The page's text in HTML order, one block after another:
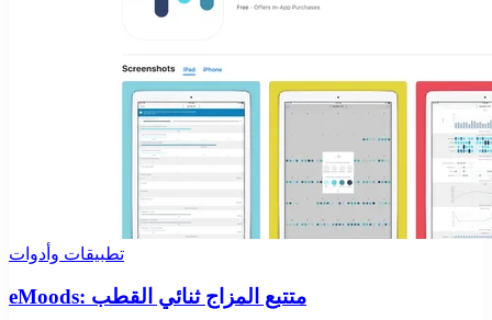
تطبيقات وأدوات
eMoods: متتبع المزاج ثنائي القطب